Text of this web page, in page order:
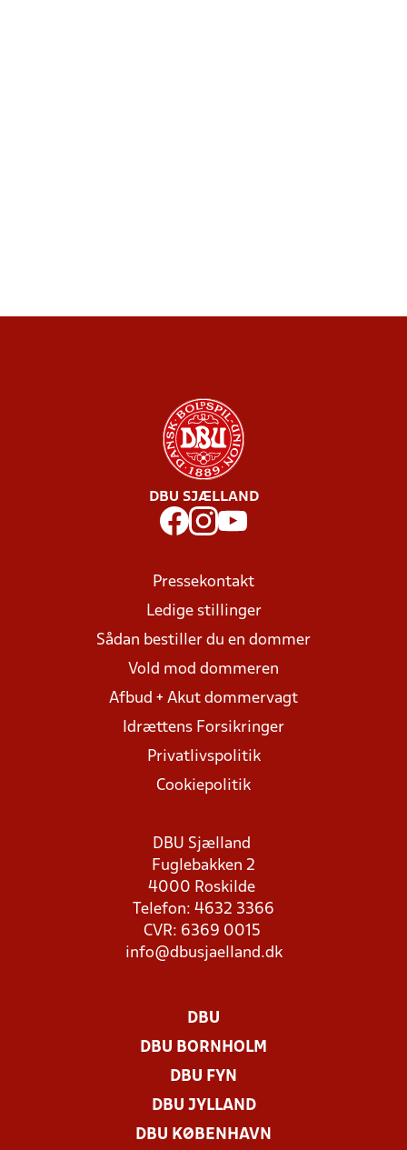
DBU SJÆLLAND
Pressekontakt
Ledige stillinger
Sådan bestiller du en dommer
Vold mod dommeren
Afbud + Akut dommervagt
Idrættens Forsikringer
Privatlivspolitik
Cookiepolitik
DBU Sjælland
Fuglebakken 2
4000 Roskilde
Telefon: 4632 3366
CVR: 6369 0015
info@dbusjaelland.dk
DBU
DBU BORNHOLM
DBU FYN
DBU JYLLAND
DBU KØBENHAVN